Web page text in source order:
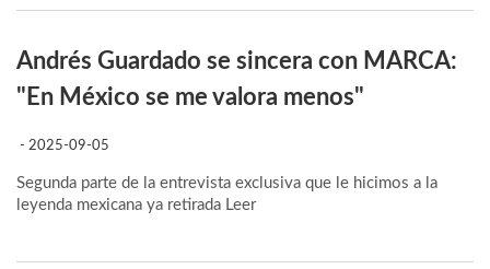
Andrés Guardado se sincera con MARCA:
"En México se me valora menos"
- 2025-09-05
Segunda parte de la entrevista exclusiva que le hicimos a la
leyenda mexicana ya retirada Leer